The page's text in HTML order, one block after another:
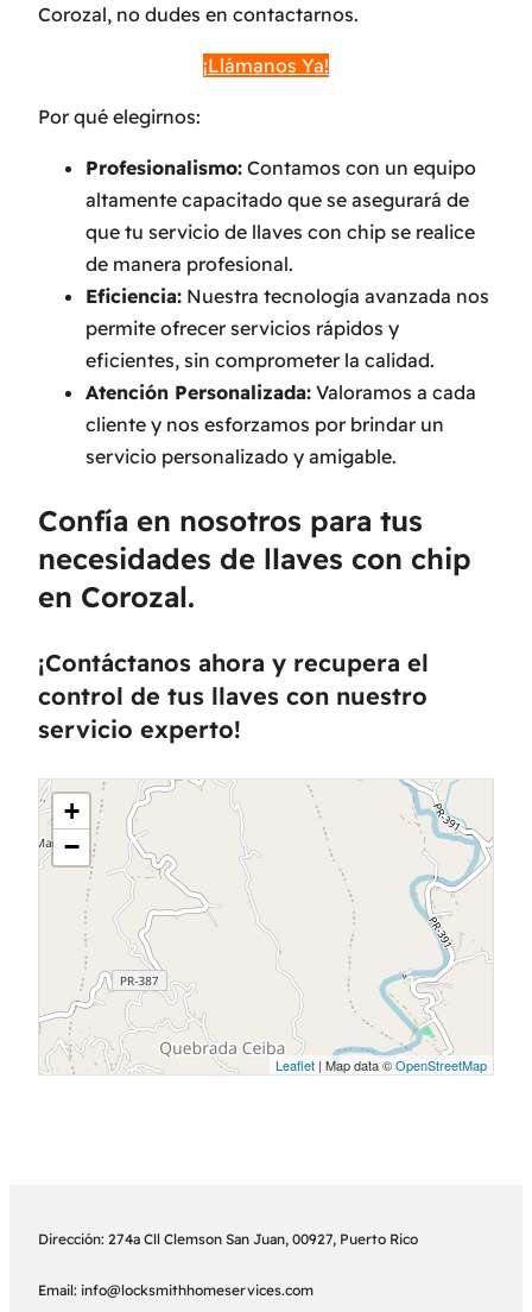
Corozal, no dudes en contactarnos.
¡Llámanos Ya!
Por qué elegirnos:
Profesionalismo: Contamos con un equipo
altamente capacitado que se asegurará de
que tu servicio de llaves con chip se realice
de manera profesional.
Eficiencia: Nuestra tecnología avanzada nos
permite ofrecer servicios rápidos y
eficientes, sin comprometer la calidad.
Atención Personalizada: Valoramos a cada
cliente y nos esforzamos por brindar un
servicio personalizado y amigable.
Confía en nosotros para tus
necesidades de llaves con chip
en Corozal.
¡Contáctanos ahora y recupera el
control de tus llaves con nuestro
servicio experto!
+
−
Leaflet | Map data ©OpenStreetMap
Dirección: 274a Cll Clemson San Juan, 00927, Puerto Rico
Email: info@locksmithhomeservices.com